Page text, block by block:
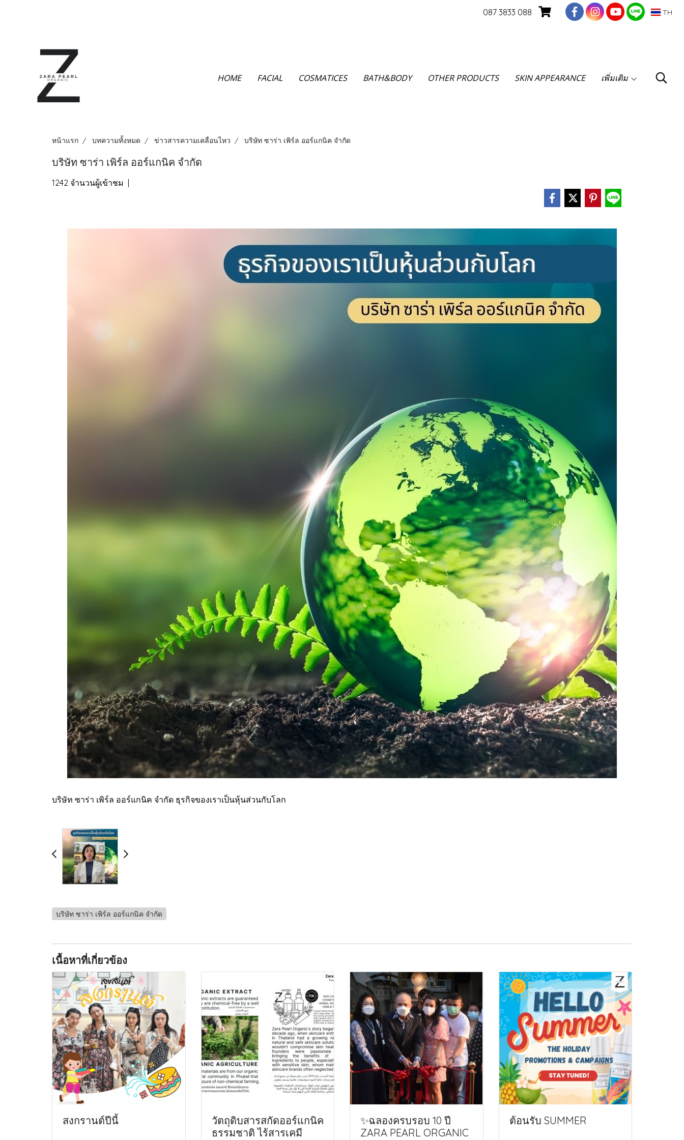
087 3833 088 TH
HOME FACIAL COSMATICES BATH&BODY OTHER PRODUCTS SKIN APPEARANCE เพิ่มเติม
หน้าแรก บทความทั้งหมด ข่าวสารความเคลื่อนไหว บริษัท ซาร่า เพิร์ล ออร์แกนิค จำกัด
บริษัท ซาร่า เพิร์ล ออร์แกนิค จำกัด
1242 จำนวนผู้เข้าชม
บริษัท ซาร่า เพิร์ล ออร์แกนิค จำกัด ธุรกิจของเราเป็นหุ้นส่วนกับโลก
บริษัท ซาร่า เพิร์ล ออร์แกนิค จำกัด
เนื้อหาที่เกี่ยวข้อง
สงกรานต์ปีนี้
วัตถุดิบสารสกัดออร์แกนิค
ธรรมชาติ ไร้สารเคมี
✨ฉลองครบรอบ 10 ปี
ZARA PEARL ORGANIC
ต้อนรับ SUMMER